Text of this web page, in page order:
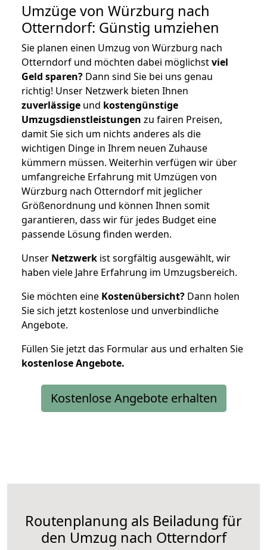
Umzüge von Würzburg nach
Otterndorf: Günstig umziehen
Sie planen einen Umzug von Würzburg nach
Otterndorf und möchten dabei möglichstviel
Geld sparen? Dann sind Sie bei uns genau
richtig! Unser Netzwerk bieten Ihnen
zuverlässige und kostengünstige
Umzugsdienstleistungen zu fairen Preisen,
damit Sie sich um nichts anderes als die
wichtigen Dinge in Ihrem neuen Zuhause
kümmern müssen. Weiterhin verfügen wir über
umfangreiche Erfahrung mit Umzügen von
Würzburg nach Otterndorf mit jeglicher
Größenordnung und können Ihnen somit
garantieren, dass wir für jedes Budget eine
passende Lösung finden werden.
Unser Netzwerk ist sorgfältig ausgewählt, wir
haben viele Jahre Erfahrung im Umzugsbereich.
Sie möchten eine Kostenübersicht? Dann holen
Sie sich jetzt kostenlose und unverbindliche
Angebote.
Füllen Sie jetzt das Formular aus und erhalten Sie
kostenloseAngebote.
Kostenlose Angebote erhalten
Routenplanung als Beiladung für
den Umzug nach Otterndorf